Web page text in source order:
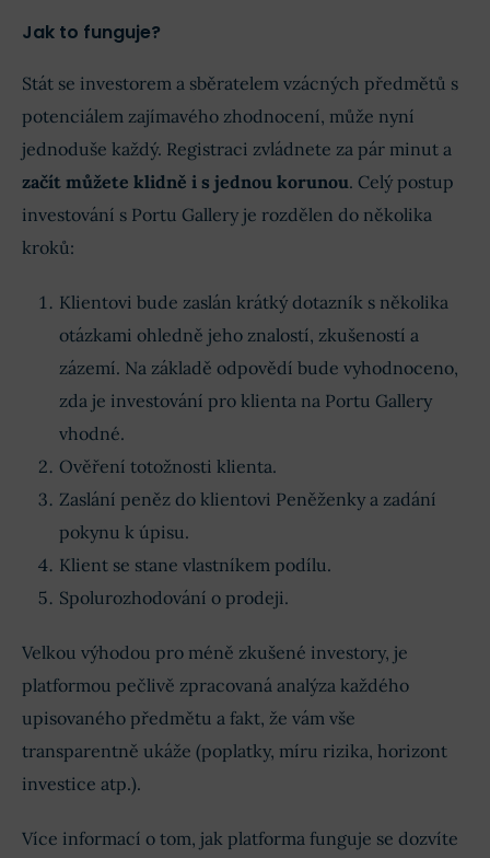
Jak to funguje?
Stát se investorem a sběratelem vzácných předmětů s
potenciálem zajímavého zhodnocení, může nyní
jednoduše každý. Registraci zvládnete za pár minut a
začít můžete klidně i s jednou korunou. Celý postup
investování s Portu Gallery je rozdělen do několika
kroků:
Klientovi bude zaslán krátký dotazník s několika
otázkami ohledně jeho znalostí, zkušeností a
zázemí. Na základě odpovědí bude vyhodnoceno,
zda je investování pro klienta na Portu Gallery
vhodné.
Ověření totožnosti klienta.
Zaslání peněz do klientovi Peněženky a zadání
pokynu k úpisu.
Klient se stane vlastníkem podílu.
Spolurozhodování o prodeji.
Velkou výhodou pro méně zkušené investory, je
platformou pečlivě zpracovaná analýza každého
upisovaného předmětu a fakt, že vám vše
transparentně ukáže (poplatky, míru rizika, horizont
investice atp.).
Více informací o tom, jak platforma funguje se dozvíte